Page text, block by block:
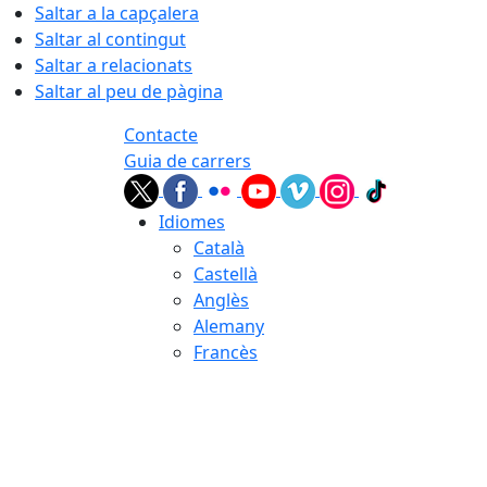
Saltar a la capçalera
Saltar al contingut
Saltar a relacionats
Saltar al peu de pàgina
Contacte
Guia de carrers
Idiomes
Català
Castellà
Anglès
Alemany
Francès